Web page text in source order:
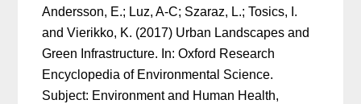
Andersson, E.; Luz, A-C; Szaraz, L.; Tosics, I.
and Vierikko, K. (2017) Urban Landscapes and
Green Infrastructure. In: Oxford Research
Encyclopedia of Environmental Science.
Subject: Environment and Human Health,